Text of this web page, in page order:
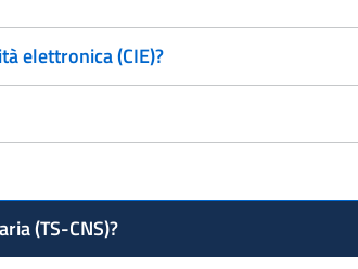
elettronica (CIE)?
(TS-CNS)?